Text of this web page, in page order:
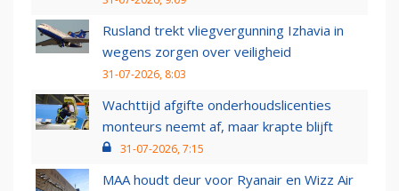
Rusland trekt vliegvergunning Izhavia in
wegens zorgen over veiligheid
31-07-2026, 8:03
Wachttijd afgifte onderhoudslicenties
monteurs neemt af, maar krapte blijft
31-07-2026, 7:15
MAA houdt deur voor Ryanair en Wizz Air